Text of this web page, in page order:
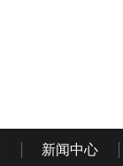
新闻中心